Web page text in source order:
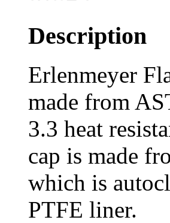
Description
Erlenmeyer
made from
3.3 heat
cap is made
which is
PTFE liner.